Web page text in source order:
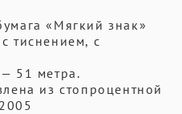
«Мягкий знак»
тиснением, с
51 метра.
из стопроцентной